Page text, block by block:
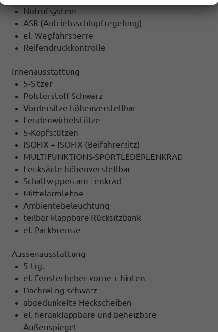
Notrufsystem
ASR (Antriebsschlupfregelung)
el. Wegfahrsperre
Reifendruckkontrolle
Innenausstattung
5-Sitzer
Polsterstoff Schwarz
Vordersitze höhenverstellbar
Lendenwirbelstütze
5-Kopfstützen
ISOFIX + ISOFIX (Beifahrersitz)
MULTIFUNKTIONS-SPORTLEDERLENKRAD
Lenksäule höhenverstellbar
Schaltwippen am Lenkrad
Mittelarmlehne
Ambientebeleuchtung
teilbar klappbare Rücksitzbank
el. Parkbremse
Aussenausstattung
5-trg.
el. Fensterheber vorne + hinten
Dachreling schwarz
abgedunkelte Heckscheiben
el. heranklappbare und beheizbare
Außenspiegel